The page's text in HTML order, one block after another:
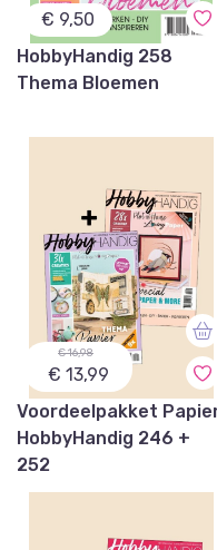
€ 9,50
HobbyHandig 258
Thema Bloemen
€ 16,98
€ 13,99
Voordeelpakket
HobbyHandig 246 +
252